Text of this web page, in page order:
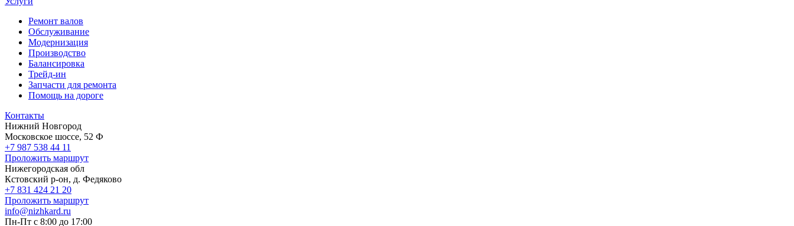
Ремонт валов
Обслуживание
Модернизация
Производство
Балансировка
Трейд-ин
Запчасти для ремонта
Помощь на дороге
Контакты
Нижний Новгород
Московское шоссе, 52 Ф
+7 987 538 44 11
Проложить маршрут
Нижегородская обл
Кстовский р-он, д. Федяково
+7 831 424 21 20
Проложить маршрут
info@nizhkard.ru
Пн-Пт с 8:00 до 17:00